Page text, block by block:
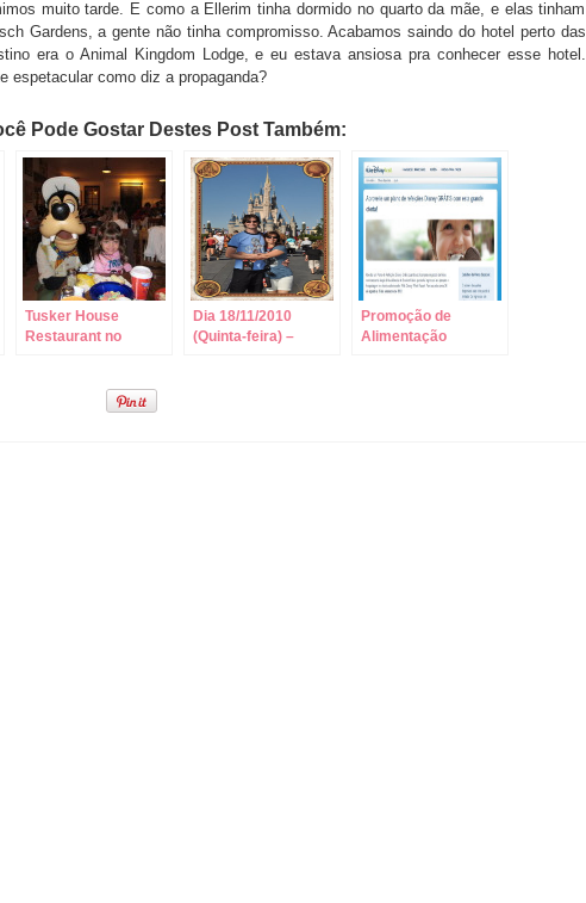
muito tarde. E como a Ellerim tinha dormido no quarto da mãe, e elas tinham
Gardens, a gente não tinha compromisso. Acabamos saindo do hotel perto das
era o Animal Kingdom Lodge, e eu estava ansiosa pra conhecer esse hotel.
espetacular como diz a propaganda?
Pode Gostar Destes Post Também:
Tusker House
Restaurant no
Dia 18/11/2010
(Quinta-feira) –
Promoção de
Alimentação